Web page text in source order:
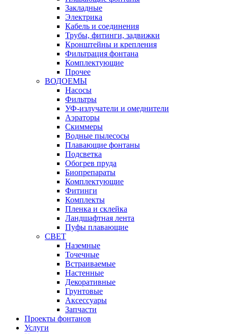
Закладные
Электрика
Кабель и соединения
Трубы, фитинги, задвижки
Кронштейны и крепления
Фильтрация фонтана
Комплектующие
Прочее
ВОДОЕМЫ
Насосы
Фильтры
УФ-излучатели и омеднители
Аэраторы
Cкиммеры
Водные пылесосы
Плавающие фонтаны
Подсветка
Обогрев пруда
Биопрепараты
Комплектующие
Фитинги
Комплекты
Пленка и склейка
Ландшафтная лента
Пуфы плавающие
СВЕТ
Наземные
Точечные
Встраиваемые
Настенные
Декоративные
Грунтовые
Аксессуары
Запчасти
Проекты фонтанов
Услуги